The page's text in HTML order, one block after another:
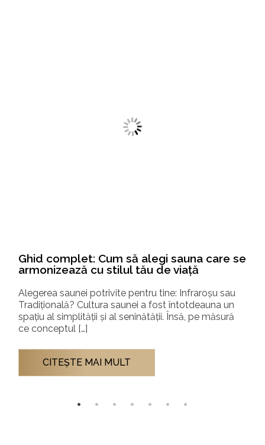
Ghid complet: Cum să alegi sauna care se
armonizează cu stilul tău de viață
Alegerea saunei potrivite pentru tine: Infraroșu sau
Tradițională? Cultura saunei a fost întotdeauna un
spațiu al simplității și al seninătății. Însă, pe măsură
ce conceptul […]
CITEŞTE MAI MULT